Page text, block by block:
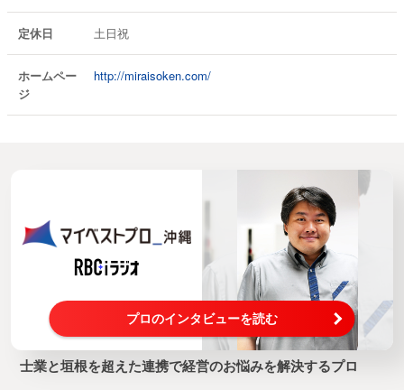
定休日 土日祝
ホームペー
ジ
http://miraisoken.com/
プロのインタビューを読む
士業と垣根を超えた連携で経営のお悩みを解決するプロ